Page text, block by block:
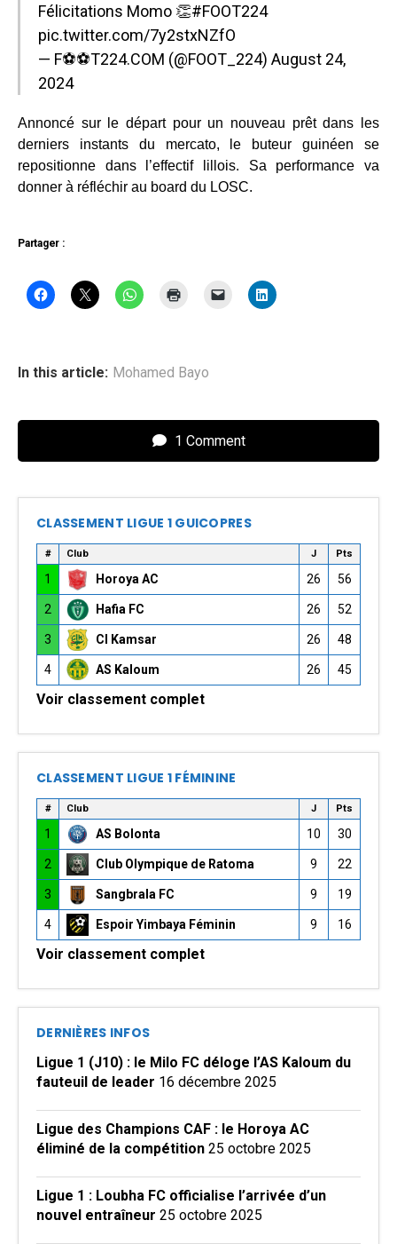
Félicitations Momo 👏#FOOT224
pic.twitter.com/7y2stxNZfO
— F⚽⚽T224.COM (@FOOT_224) August 24,
2024
Annoncé sur le départ pour un nouveau prêt dans les
derniers instants du mercato, le buteur guinéen se
repositionne dans l’effectif lillois. Sa performance va
donner à réfléchir au board du LOSC.
Partager :
In this article: Mohamed Bayo
1 Comment
CLASSEMENT LIGUE 1 GUICOPRES
# Club J Pts
1 Horoya AC 26 56
2 Hafia FC 26 52
3 CI Kamsar 26 48
4 AS Kaloum 26 45
Voir classement complet
CLASSEMENT LIGUE 1 FÉMININE
# Club J Pts
1 AS Bolonta 10 30
2 Club Olympique de Ratoma 9 22
3 Sangbrala FC 9 19
4 Espoir Yimbaya Féminin 9 16
Voir classement complet
DERNIÈRES INFOS
Ligue 1 (J10) : le Milo FC déloge l’AS Kaloum du
fauteuil de leader 16 décembre 2025
Ligue des Champions CAF : le Horoya AC
éliminé de la compétition 25 octobre 2025
Ligue 1 : Loubha FC officialise l’arrivée d’un
nouvel entraîneur 25 octobre 2025